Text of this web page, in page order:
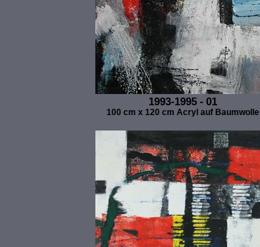
1993-1995 - 01
100 cm x 120 cm Acryl auf Baumwolle